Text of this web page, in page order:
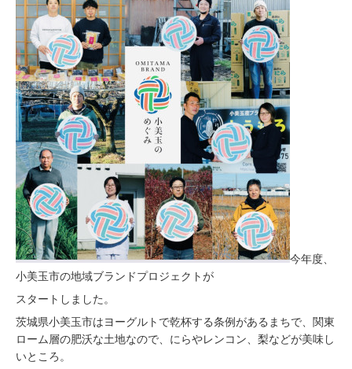
今年度、
小美玉市の地域ブランドプロジェクトが
スタートしました。
茨城県小美玉市はヨーグルトで乾杯する条例があるまちで、関東
ローム層の肥沃な土地なので、にらやレンコン、梨などが美味し
いところ。